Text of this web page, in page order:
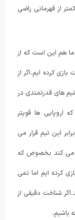
از قهرمانی راضی
هم این است که از
کرده ایم.اگر از
های قدرتمندی در
ها قویتر
این تیم قرار می
می کند بخصوص که
کرده ایم اما نمی
شناخت دقیقی از
باشیم.